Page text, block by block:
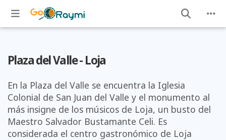
Plaza del Valle - Loja
En la Plaza del Valle se encuentra la Iglesia
Colonial de San Juan del Valle y el monumento al
más insigne de los músicos de Loja, un busto del
Maestro Salvador Bustamante Celi. Es
considerada el centro gastronómico de Loja